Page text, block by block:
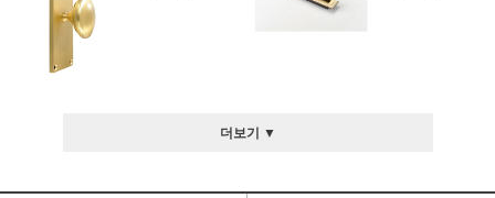
더보기 ▼